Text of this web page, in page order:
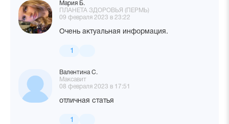
Мария Б.
ПЛАНЕТА ЗДОРОВЬЯ (ПЕРМЬ)
09 февраля 2023 в 23:22
Очень актуальная информация.
1
Валентина С.
Максавит
08 февраля 2023 в 17:51
отличная статья
1